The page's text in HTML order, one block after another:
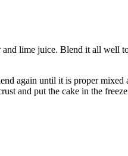
lime juice. Blend it all well
again until it is proper
and put the cake in the